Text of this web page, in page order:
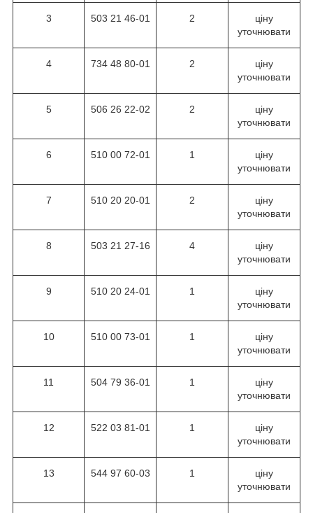
3 503 21 46-01 2
ціну
уточнювати
4 734 48 80-01 2
ціну
уточнювати
5 506 26 22-02 2
ціну
уточнювати
6 510 00 72-01 1
ціну
уточнювати
7 510 20 20-01 2
ціну
уточнювати
8 503 21 27-16 4
ціну
уточнювати
9 510 20 24-01 1
ціну
уточнювати
10 510 00 73-01 1
ціну
уточнювати
11 504 79 36-01 1
ціну
уточнювати
12 522 03 81-01 1
ціну
уточнювати
13 544 97 60-03 1
ціну
уточнювати